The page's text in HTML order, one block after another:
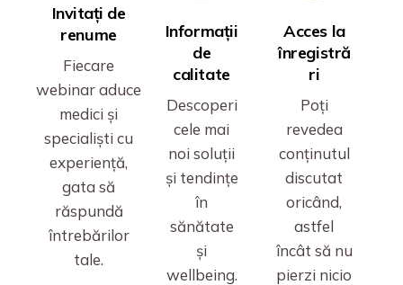
Invitați de
renume
Fiecare
webinar aduce
medici și
specialiști cu
experiență,
gata să
răspundă
întrebărilor
tale.
Informații
de
calitate
Descoperi
cele mai
noi soluții
și tendințe
în
sănătate
și
wellbeing.
Acces la
înregistră
ri
Poți
revedea
conținutul
discutat
oricând,
astfel
încât să nu
pierzi nicio